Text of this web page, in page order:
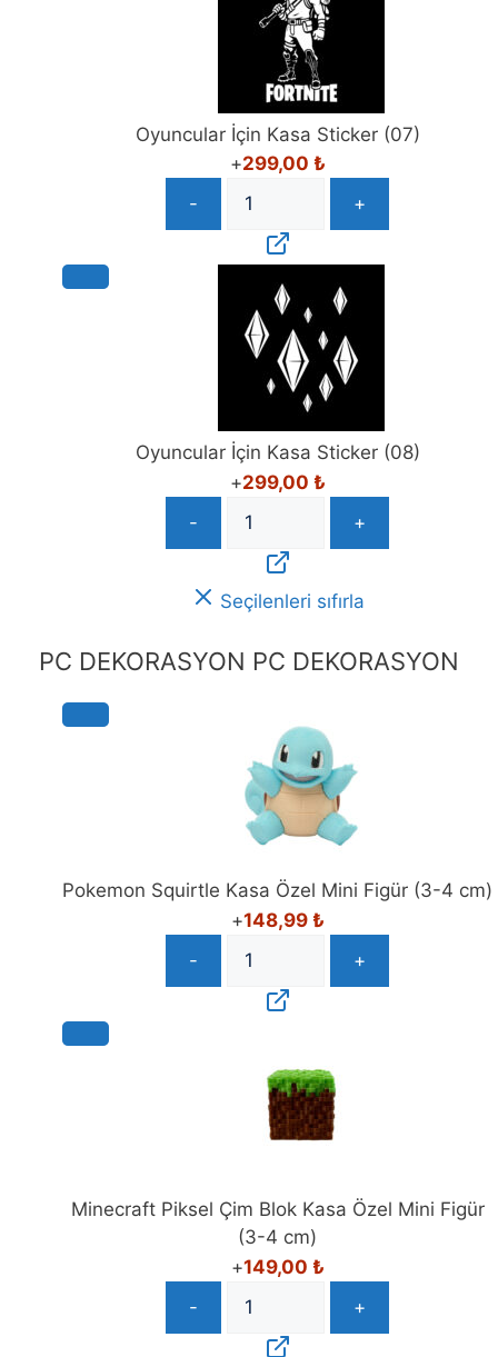
Oyuncular İçin Kasa Sticker (07)
+299,00 ₺
-
+
Oyuncular İçin Kasa Sticker (08)
+299,00 ₺
-
+
Seçilenleri sıfırla
PC DEKORASYON PC DEKORASYON
Pokemon Squirtle Kasa Özel Mini Figür (3-4 cm)
+148,99 ₺
-
+
Minecraft Piksel Çim Blok Kasa Özel Mini Figür
(3-4 cm)
+149,00 ₺
-
+